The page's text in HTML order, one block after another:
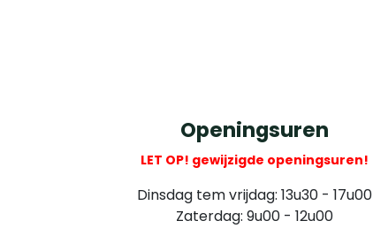
Openingsuren
LET OP! gewijzigde openingsuren!
Dinsdag tem vrijdag: 13u30 - 17u00
Zaterdag: 9u00 - 12u00